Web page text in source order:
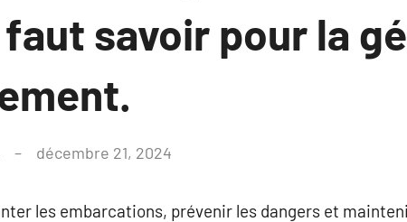
faut savoir pour la
décembre 21, 2024
les embarcations, prévenir les dangers et